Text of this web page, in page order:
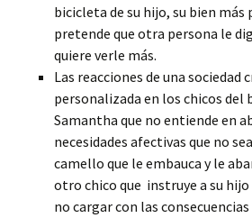
bicicleta de su hijo, su bien más
pretende que otra persona le
quiere verle más.
Las reacciones de una sociedad
personalizada en los chicos del
Samantha que no entiende en
necesidades afectivas que no
camello que le embauca y le
otro chico que instruye a su
no cargar con las consecuencias